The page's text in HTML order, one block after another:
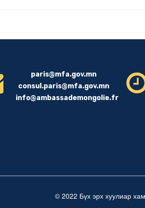
paris@mfa.gov.mn
consul.paris@mfa.gov.mn
info@ambassademongolie.fr
© 2022 Бүх эрх хуулиар